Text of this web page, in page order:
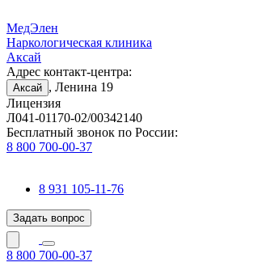
МедЭлен
Наркологическая клиника
Аксай
Адрес контакт-центра:
Аксай , Ленина 19
Лицензия
Л041-01170-02/00342140
Бесплатный звонок по России:
8 800 700-00-37
8 931 105-11-76
Задать вопрос
8 800 700-00-37